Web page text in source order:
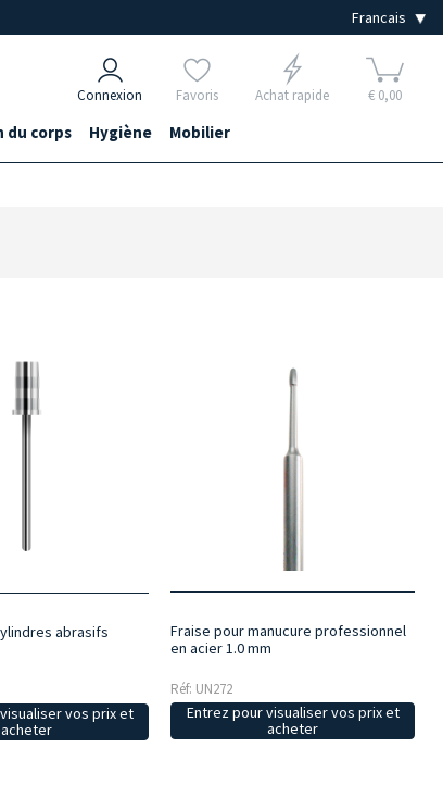
Connexion Favoris Achat rapide € 0,00
du corps Hygiène Mobilier
abrasifs
vos prix et
acheter
Fraise pour manucure professionnel
en acier 1.0 mm
Réf: UN272
Entrez pour visualiser vos prix et
acheter